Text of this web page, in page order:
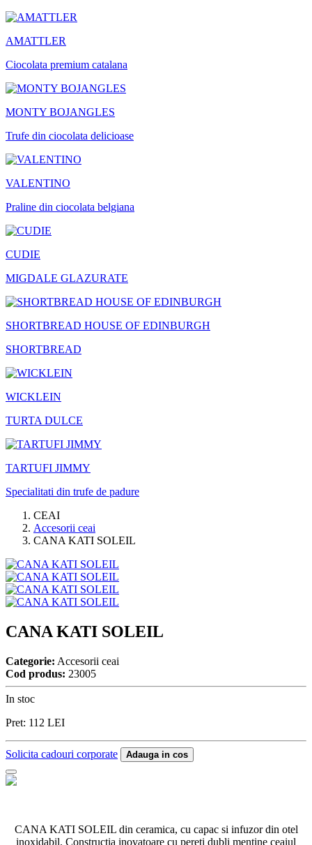
AMATTLER
Ciocolata premium catalana
MONTY BOJANGLES
Trufe din ciocolata delicioase
VALENTINO
Praline din ciocolata belgiana
CUDIE
MIGDALE GLAZURATE
SHORTBREAD HOUSE OF EDINBURGH
SHORTBREAD
WICKLEIN
TURTA DULCE
TARTUFI JIMMY
Specialitati din trufe de padure
CEAI
Accesorii ceai
CANA KATI SOLEIL
CANA KATI SOLEIL
Categorie: Accesorii ceai
Cod produs: 23005
In stoc
Pret: 112 LEI
Solicita cadouri corporate Adauga in cos
CANA KATI SOLEIL din ceramica, cu capac si infuzor din otel
inoxidabil. Constructia inovatoare cu pereti dubli mentine ceaiul